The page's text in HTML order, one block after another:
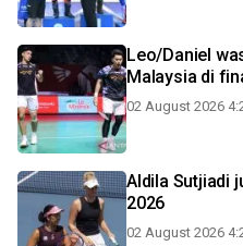
Leo/Daniel
Malaysia di
02 August 2026
Aldila Sutjiadi
2026
02 August 2026